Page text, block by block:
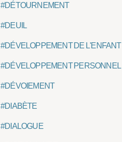
#DÉTOURNEMENT
#DEUIL
#DÉVELOPPEMENT DE L'ENFANT
#DÉVELOPPEMENT PERSONNEL
#DÉVOIEMENT
#DIABÈTE
#DIALOGUE